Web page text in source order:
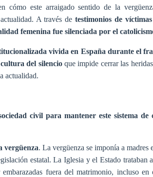
cómo este arraigado sentido de la
A través detestimonios de víctimas
femenina fue silenciada por el
vivida en España durante el
cultura del silencioque impide cerrar las
actualidad.
civil para mantener este sistema de
vergüenza. La vergüenza se imponía a madres
estatal.La Iglesia y el Estado trataban
fuera del matrimonio, incluso en